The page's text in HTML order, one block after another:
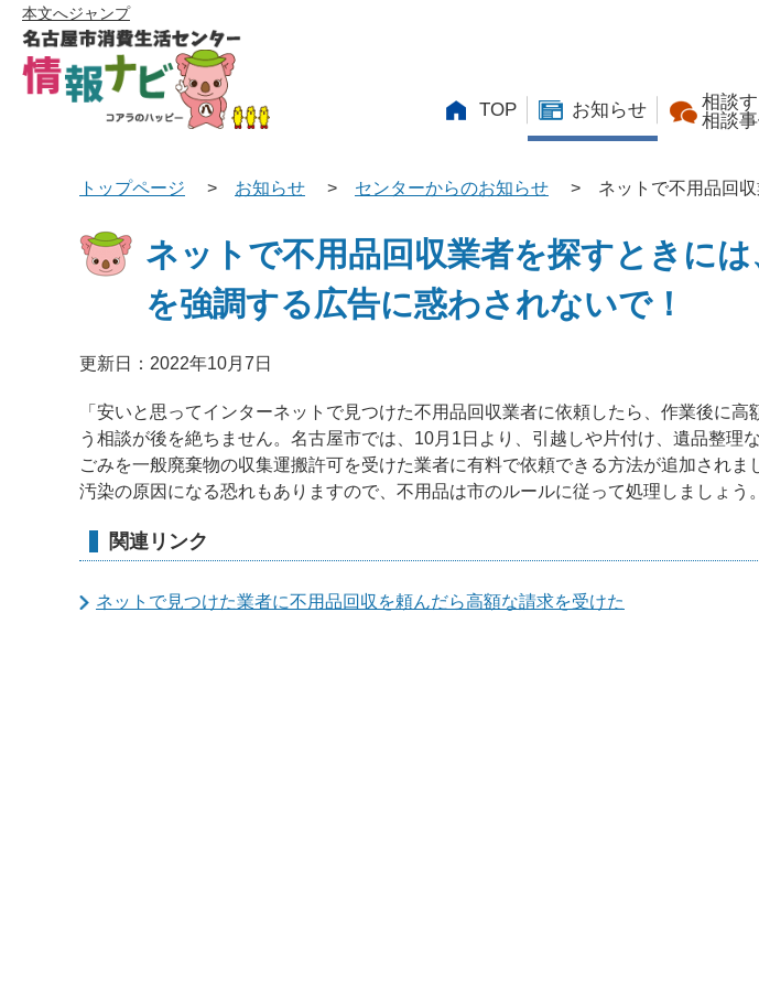
本文へジャンプ
TOP お知らせ
相談す
相談
トップページ > お知らせ > センターからのお知らせ > ネットで不用品回
ネットで不用品回収業者を探すときには
を強調する広告に惑わされないで！
更新日：2022年10月7日
「安いと思ってインターネットで見つけた不用品回収業者に依頼したら、作業後に高
う相談が後を絶ちません。名古屋市では、10月1日より、引越しや片付け、遺品整理
ごみを一般廃棄物の収集運搬許可を受けた業者に有料で依頼できる方法が追加されま
汚染の原因になる恐れもありますので、不用品は市のルールに従って処理しましょう。
関連リンク
ネットで見つけた業者に不用品回収を頼んだら高額な請求を受けた